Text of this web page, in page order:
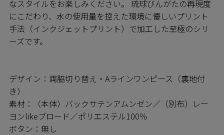
なスタイルをお楽しみください。 琉球びんがたの再現度
にこだわり、水の使用量を控えた環境に優しいプリント
手法（インクジェットプリント）で加工した至極のシリ
ーズです。
デザイン：両脇切り替え・Aラインワンピース（裏地付
き）
素材：（本体）バックサテンアムンゼン／（別布）レー
ヨンlikeブロード／ポリエステル100％
ボタン：無し